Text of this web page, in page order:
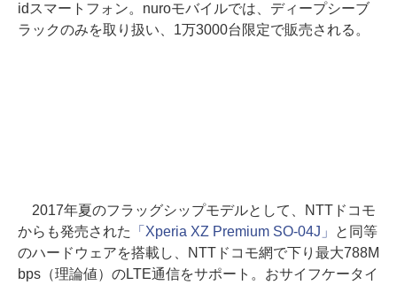
idスマートフォン。nuroモバイルでは、ディープシーブ
ラックのみを取り扱い、1万3000台限定で販売される。
2017年夏のフラッグシップモデルとして、NTTドコモ
からも発売された
「Xperia XZ Premium SO-04J」
と同等
のハードウェアを搭載し、NTTドコモ網で下り最大788M
bps（理論値）のLTE通信をサポート。おサイフケータイ